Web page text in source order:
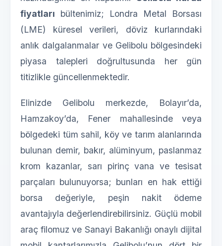
fiyatları bültenimiz; Londra Metal Borsası
(LME) küresel verileri, döviz kurlarındaki
anlık dalgalanmalar ve Gelibolu bölgesindeki
piyasa talepleri doğrultusunda her gün
titizlikle güncellenmektedir.
Elinizde Gelibolu merkezde, Bolayır’da,
Hamzakoy’da, Fener mahallesinde veya
bölgedeki tüm sahil, köy ve tarım alanlarında
bulunan demir, bakır, alüminyum, paslanmaz
krom kazanlar, sarı pirinç vana ve tesisat
parçaları bulunuyorsa; bunları en hak ettiği
borsa değeriyle, peşin nakit ödeme
avantajıyla değerlendirebilirsiniz. Güçlü mobil
araç filomuz ve Sanayi Bakanlığı onaylı dijital